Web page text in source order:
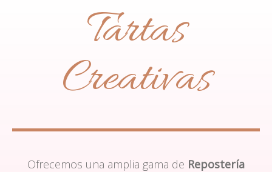
Tartas
Creativas
Ofrecemos una amplia gama de Repostería